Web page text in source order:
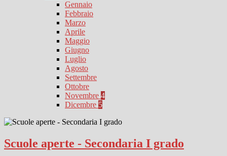
Gennaio
Febbraio
Marzo
Aprile
Maggio
Giugno
Luglio
Agosto
Settembre
Ottobre
Novembre 4
Dicembre 5
Scuole aperte - Secondaria I grado